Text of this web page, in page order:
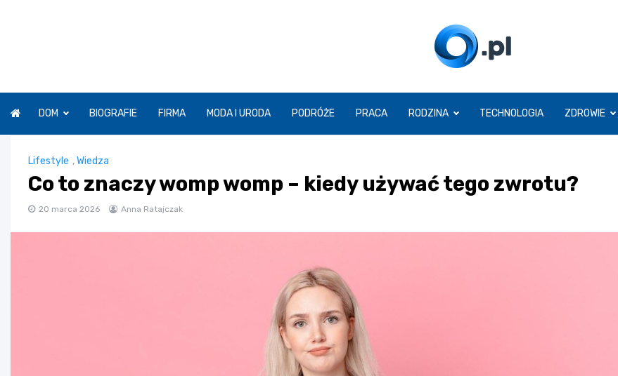
O.pl
DOM BIOGRAFIE FIRMA MODA I URODA PODRÓŻE PRACA RODZINA TECHNOLOGIA ZDROWIE
Lifestyle ,Wiedza
Co to znaczy womp womp – kiedy używać tego zwrotu?
20 marca 2026 Anna Ratajczak